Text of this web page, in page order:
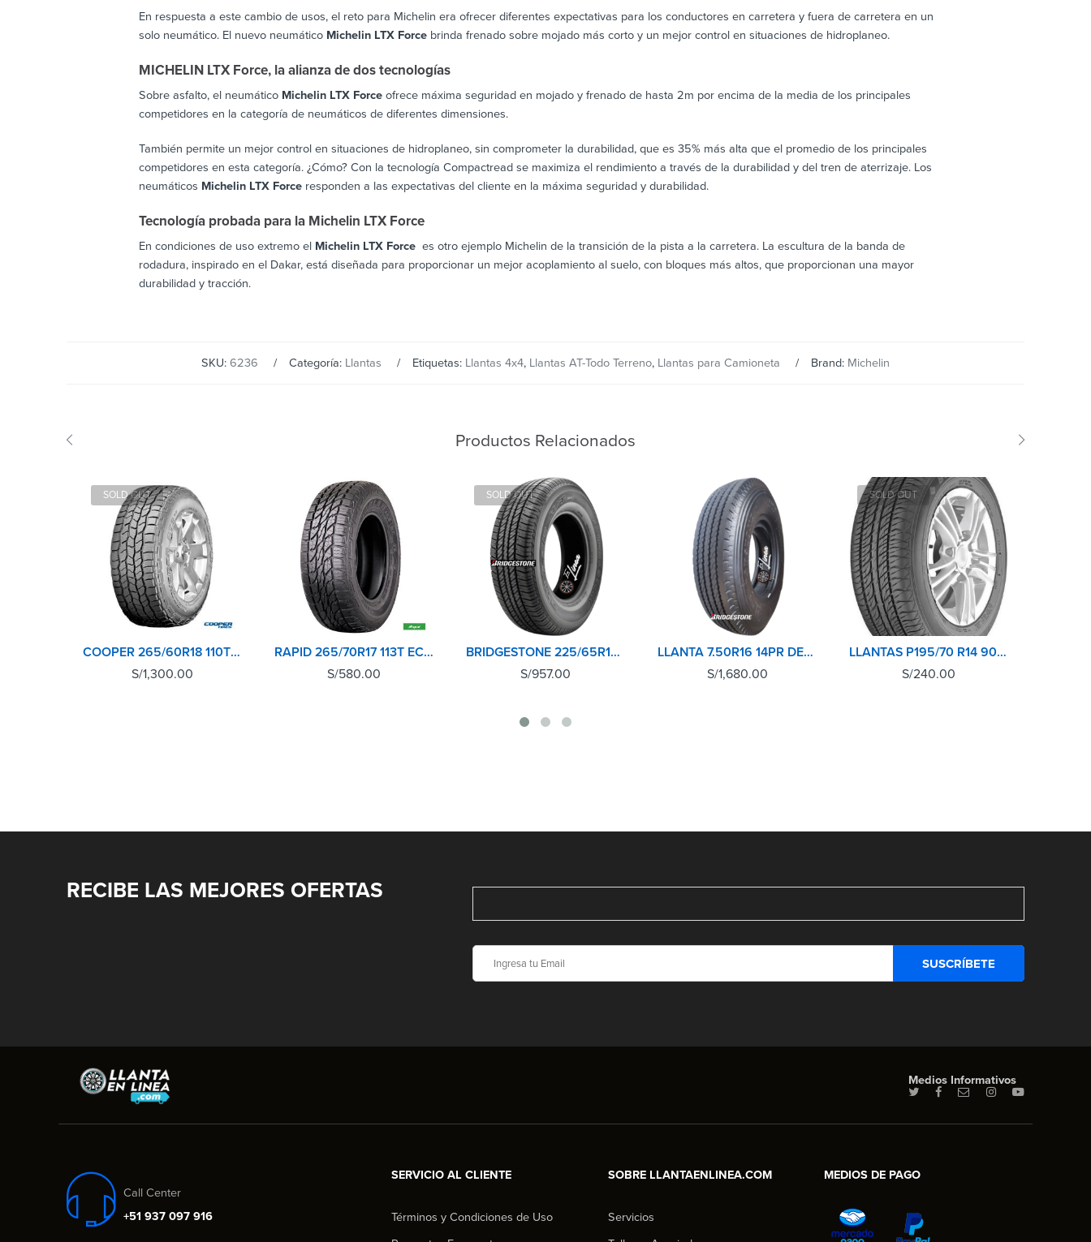
En respuesta a este cambio de usos, el reto para Michelin era ofrecer diferentes expectativas para los conductores en carretera y fuera de carretera en un
solo neumático. El nuevo neumático Michelin LTX Forcebrinda frenado sobre mojado más corto y un mejor control en situaciones de hidroplaneo.
MICHELIN LTX Force, la alianza de dos tecnologías
Sobre asfalto, el neumático Michelin LTX Forceofrece máxima seguridad en mojado y frenado de hasta 2m por encima de la media de los principales
competidores en la categoría de neumáticos de diferentes dimensiones.
También permite un mejor control en situaciones de hidroplaneo, sin comprometer la durabilidad, que es 35% más alta que el promedio de los principales
competidores en esta categoría. ¿Cómo? Con la tecnología Compactread se maximiza el rendimiento a través de la durabilidad y del tren de aterrizaje. Los
neumáticos Michelin LTX Forceresponden a las expectativas del cliente en la máxima seguridad y durabilidad.
Tecnología probada para la Michelin LTX Force
En condiciones de uso extremo el Michelin LTX Forcees otro ejemplo Michelin de la transición de la pista a la carretera. La escultura de la banda de
rodadura, inspirado en el Dakar, está diseñada para proporcionar un mejor acoplamiento al suelo, con bloques más altos, que proporcionan una mayor
durabilidad y tracción.
SKU: 6236 Categoría: Llantas Etiquetas: Llantas 4x4, Llantas AT-Todo Terreno, Llantas para Camioneta Brand: Michelin
Productos Relacionados
SOLD OUT
COOPER 265/60R18 110T DISCOVERER AT3 4S TIRE
S/1,300.00
RAPID 265/70R17 113T ECOLANDER AT
S/580.00
SOLD OUT
BRIDGESTONE 225/65R17 102T DUELER H/T 684II
S/957.00
LLANTA 7.50R16 14PR DELANTERA BRIDGESTONE
S/1,680.00
SOLD OUT
LLANTAS P195/70 R14 90T HTR T4 M+S SUMITOMO
S/240.00
RECIBE LAS MEJORES OFERTAS
Medios Informativos
Call Center
+51 937 097 916
SERVICIO AL CLIENTE
Términos y Condiciones de Uso
SOBRE LLANTAENLINEA.COM
Servicios
MEDIOS DE PAGO